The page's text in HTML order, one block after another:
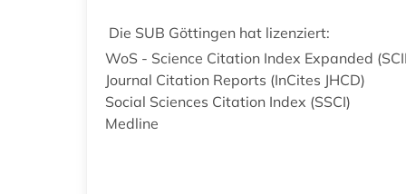
Die SUB Göttingen hat lizenziert:
WoS - Science Citation Index Expanded
Journal Citation Reports (InCites JHCD)
Social Sciences Citation Index (SSCI)
Medline